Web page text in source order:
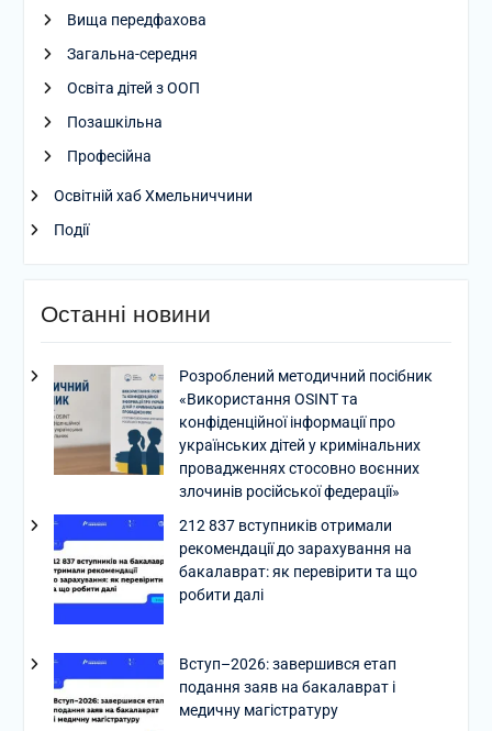
Вища передфахова
Загальна-середня
Освіта дітей з ООП
Позашкільна
Професійна
Освітній хаб Хмельниччини
Події
Останні новини
Розроблений методичний посібник
«Використання OSINT та
конфіденційної інформації про
українських дітей у кримінальних
провадженнях стосовно воєнних
злочинів російської федерації»
212 837 вступників отримали
рекомендації до зарахування на
бакалаврат: як перевірити та що
робити далі
Вступ–2026: завершився етап
подання заяв на бакалаврат і
медичну магістратуру